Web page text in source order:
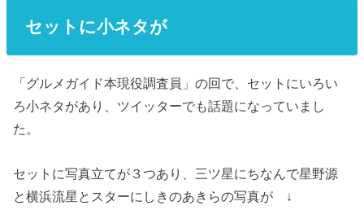
セットに小ネタが
「グルメガイド本現役調査員」の回で、セットにいろい
ろ小ネタがあり、ツイッターでも話題になっていまし
た。
セットに写真立てが３つあり、三ツ星にちなんで星野源
と横浜流星とスターにしきのあきらの写真が ↓